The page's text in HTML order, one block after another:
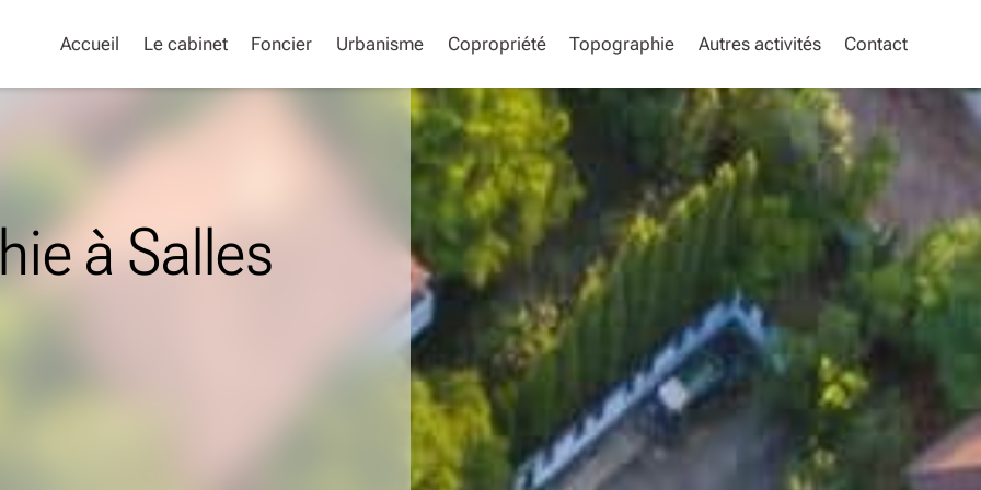
Accueil Le cabinet Foncier Urbanisme Copropriété Topographie Autres activités Contact
à Salles